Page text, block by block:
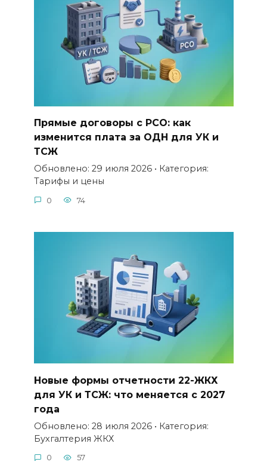
Прямые договоры с РСО: как
изменится плата за ОДН для УК и
ТСЖ
Обновлено: 29 июля 2026 • Категория:
Тарифы и цены
0 74
Новые формы отчетности 22-ЖКХ
для УК и ТСЖ: что меняется с 2027
года
Обновлено: 28 июля 2026 • Категория:
Бухгалтерия ЖКХ
0 57